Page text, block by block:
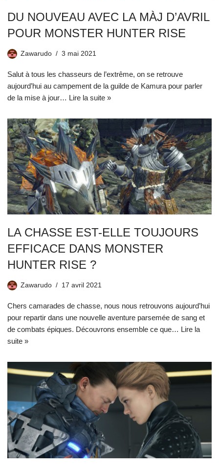
DU NOUVEAU AVEC LA MÀJ D’AVRIL
POUR MONSTER HUNTER RISE
Zawarudo 3 mai 2021
Salut à tous les chasseurs de l’extrême, on se retrouve
aujourd’hui au campement de la guilde de Kamura pour parler
de la mise à jour… Lire la suite »
LA CHASSE EST-ELLE TOUJOURS
EFFICACE DANS MONSTER
HUNTER RISE ?
Zawarudo 17 avril 2021
Chers camarades de chasse, nous nous retrouvons aujourd’hui
pour repartir dans une nouvelle aventure parsemée de sang et
de combats épiques. Découvrons ensemble ce que… Lire la
suite »